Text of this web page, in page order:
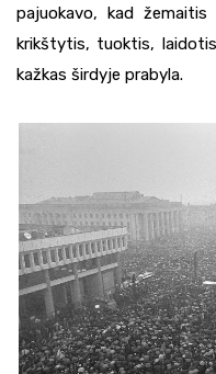
pajuokavo, kad
krikštytis, tuoktis,
kažkas širdyje prabyla.